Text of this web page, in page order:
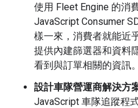
使用 Fleet Engine 的消
JavaScript Consumer
樣一來，消費者就能近
提供內建篩選器和資料
看到與訂單相關的資訊。
設計車隊營運商解決方
JavaScript 車隊追蹤程